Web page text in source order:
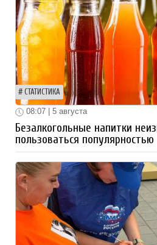
СТАТИСТИКА
08:07 | 5 августа
Безалкогольные напитки
пользоваться популярностью